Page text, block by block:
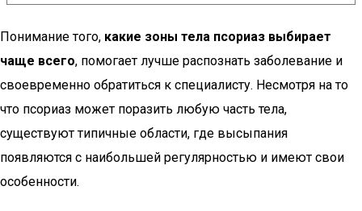
Понимание того, какие зоны тела псориаз выбирает
чаще всего, помогает лучше распознать заболевание и
своевременно обратиться к специалисту. Несмотря на то
что псориаз может поразить любую часть тела,
существуют типичные области, где высыпания
появляются с наибольшей регулярностью и имеют свои
особенности.